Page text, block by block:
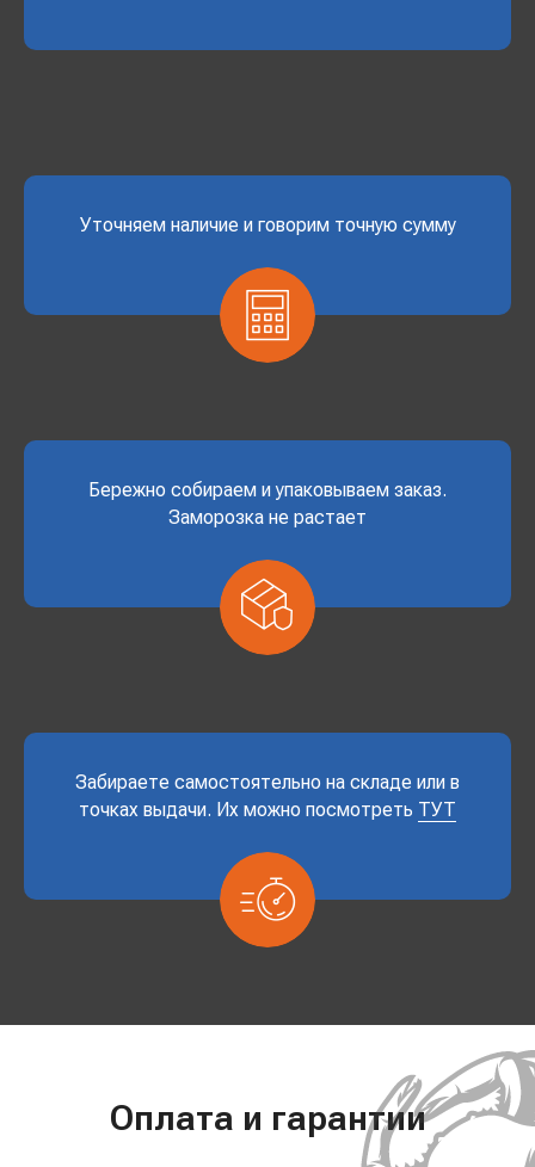
Уточняем наличие и говорим точную сумму
Бережно собираем и упаковываем заказ.
Заморозка не растает
Забираете самостоятельно на складе или в
точках выдачи. Их можно посмотреть ТУТ
Оплата и гарантии